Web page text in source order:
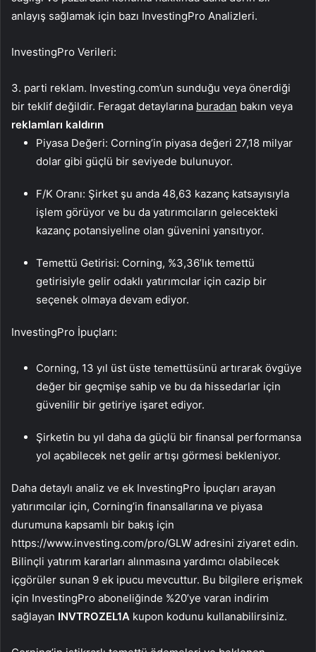
anlayış sağlamak için bazı InvestingPro Analizleri.
InvestingPro Verileri:
3. parti reklam. Investing.com’un sunduğu veya önerdiği
bir teklif değildir. Feragat detaylarına buradan bakın veya
reklamları kaldırın
Piyasa Değeri: Corning’in piyasa değeri 27,18 milyar
dolar gibi güçlü bir seviyede bulunuyor.
F/K Oranı: Şirket şu anda 48,63 kazanç katsayısıyla
işlem görüyor ve bu da yatırımcıların gelecekteki
kazanç potansiyeline olan güvenini yansıtıyor.
Temettü Getirisi: Corning, %3,36’lık temettü
getirisiyle gelir odaklı yatırımcılar için cazip bir
seçenek olmaya devam ediyor.
InvestingPro İpuçları:
Corning, 13 yıl üst üste temettüsünü artırarak övgüye
değer bir geçmişe sahip ve bu da hissedarlar için
güvenilir bir getiriye işaret ediyor.
Şirketin bu yıl daha da güçlü bir finansal performansa
yol açabilecek net gelir artışı görmesi bekleniyor.
Daha detaylı analiz ve ek InvestingPro İpuçları arayan
yatırımcılar için, Corning’in finansallarına ve piyasa
durumuna kapsamlı bir bakış için
https://www.investing.com/pro/GLW adresini ziyaret edin.
Bilinçli yatırım kararları alınmasına yardımcı olabilecek
içgörüler sunan 9 ek ipucu mevcuttur. Bu bilgilere erişmek
için InvestingPro aboneliğinde %20’ye varan indirim
sağlayan INVTROZEL1A kupon kodunu kullanabilirsiniz.